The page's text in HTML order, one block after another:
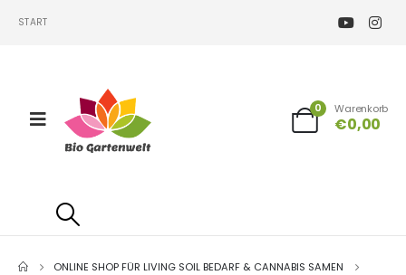
START
0 Warenkorb
€0,00
ONLINE SHOP FÜR LIVING SOIL BEDARF & CANNABIS SAMEN